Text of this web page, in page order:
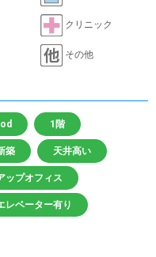
クリニック
その他
1階
築 天井高い
ップオフィス
レベーター有り